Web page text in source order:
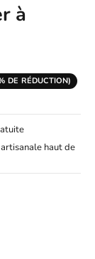
à
DE RÉDUCTION)
haut de